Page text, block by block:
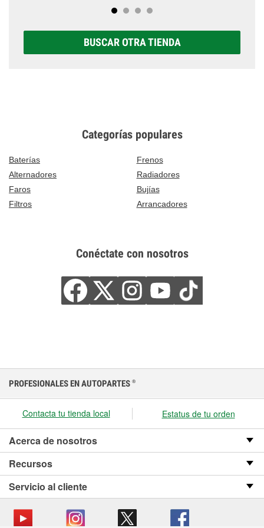
BUSCAR OTRA TIENDA
Categorías populares
Baterías
Frenos
Alternadores
Radiadores
Faros
Bujías
Filtros
Arrancadores
Conéctate con nosotros
PROFESIONALES EN AUTOPARTES ®
Contacta tu tienda local Estatus de tu orden
Acerca de nosotros
Recursos
Servicio al cliente